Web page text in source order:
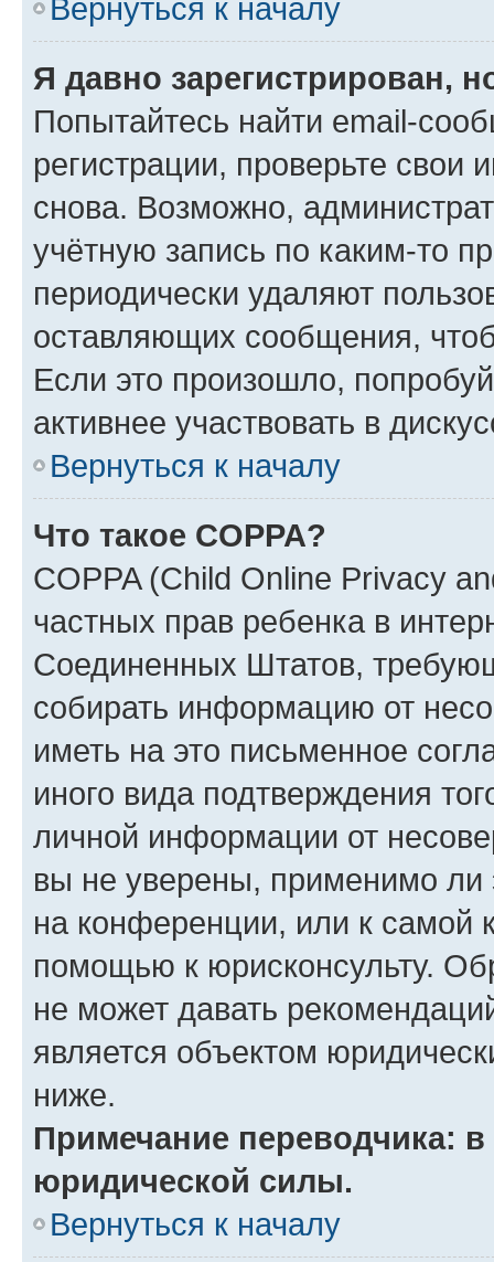
Вернуться к началу
Я давно зарегистрирован,
Попытайтесь найти email-
регистрации, проверьте свои
снова. Возможно,
учётную запись по каким-то
периодически удаляют
оставляющих сообщения,
Если это произошло,
активнее участвовать в
Вернуться к началу
Что такое COPPA?
COPPA (Child Online Privacy
частных прав ребенка в
Соединенных Штатов,
собирать информацию от
иметь на это письменное
иного вида подтверждения
личной информации от
вы не уверены, применимо ли
на конференции, или к самой
помощью к юрисконсульту.
не может давать
является объектом
ниже.
Примечание переводчика:
юридической силы.
Вернуться к началу